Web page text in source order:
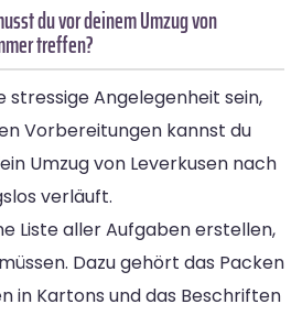
du vor deinem Umzug von
treffen?
stressige Angelegenheit sein,
Vorbereitungen kannst du
Umzug von Leverkusen nach
verläuft.
Liste aller Aufgaben erstellen,
Dazu gehört das Packen
in Kartons und das Beschriften